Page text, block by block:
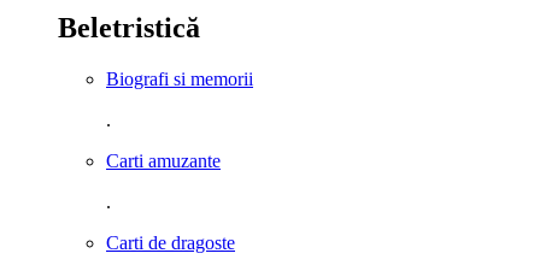
Beletristică
Biografi si memorii
.
Carti amuzante
.
Carti de dragoste